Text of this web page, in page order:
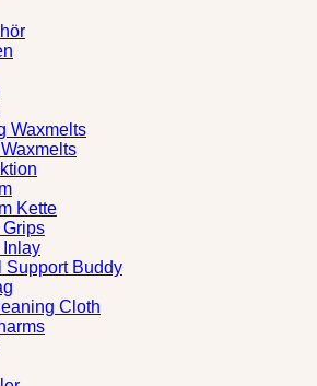
Waxmelts
Kette
Grips
Inlay
Support Buddy
Cloth